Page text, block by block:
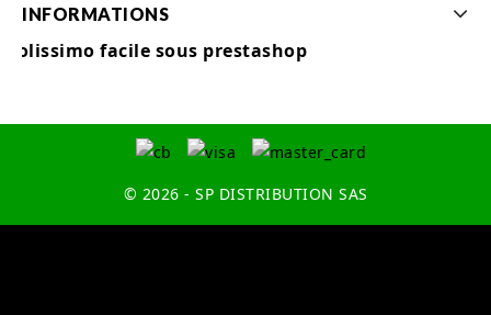
INFORMATIONS
Colissimo facile sous prestashop
© 2026 - SP DISTRIBUTION SAS